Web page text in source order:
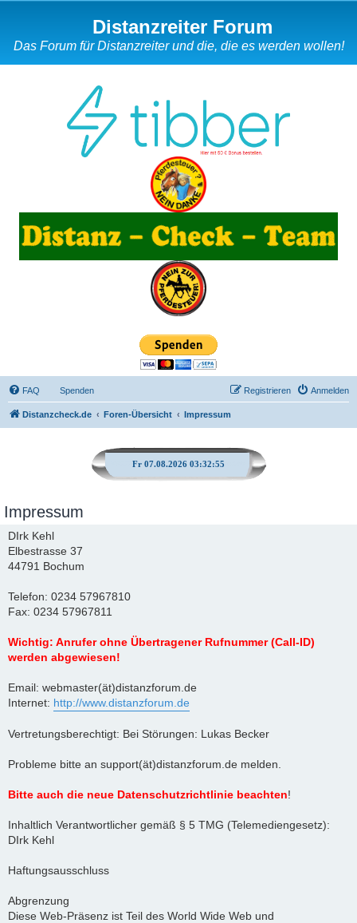
Distanzreiter Forum
Das Forum für Distanzreiter und die, die es werden wollen!
FAQ Spenden Anmelden
Registrieren
Distanzcheck.de Foren-Übersicht Impressum
Fr 07.08.2026 03:32:56
Impressum
DIrk Kehl
Elbestrasse 37
44791 Bochum
Telefon: 0234 57967810
Fax: 0234 57967811
Wichtig: Anrufer ohne Übertragener Rufnummer (Call-ID)
werden abgewiesen!
Email: webmaster(ät)distanzforum.de
Internet: http://www.distanzforum.de
Vertretungsberechtigt: Bei Störungen: Lukas Becker
Probleme bitte an support(ät)distanzforum.de melden.
Bitte auch die neue Datenschutzrichtlinie beachten!
Inhaltlich Verantwortlicher gemäß § 5 TMG (Telemediengesetz):
DIrk Kehl
Haftungsausschluss
Abgrenzung
Diese Web-Präsenz ist Teil des World Wide Web und